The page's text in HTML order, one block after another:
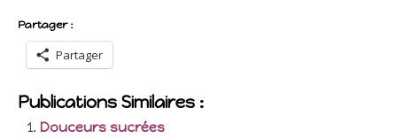
Partager :
Partager
Publications Similaires :
Douceurs sucrées